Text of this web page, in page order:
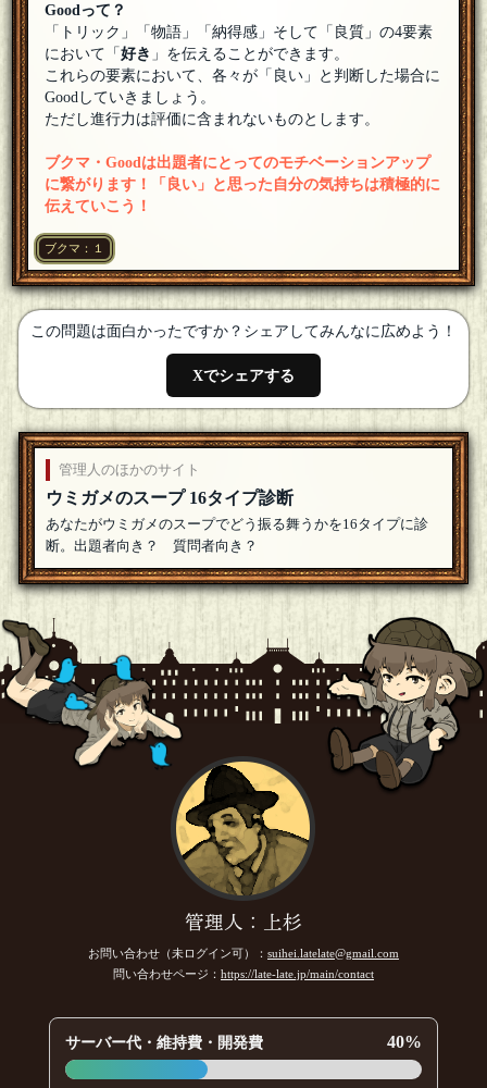
カーマイン先生[☆2018良いお年を]
歯磨き粉を吹き出してPCが真っ白に…（笑）
23:17]
カーマイン先生
[☆2018良いお年を]
魔子さん、もう勘弁してください…（笑）
[18年07月16日
天童 魔子
笑いも取れて進展もできる美味しい展開なのです[18年07月16
日 23:03]
カーマイン先生
あかん、8がツボってもた…（笑）
カーマイン先生[☆2018良いお年を]
びーんずさん、よろしくお願いいたします！[18年07月16日
22:44]
[18年07月16日 22:42]
カーマイン先生
[☆2018良いお年を]
逆火さん、よろしくお願いいたします！（さかびさんです
[18年07月16日 22:38]
逆火
参加させていただきます（さかびと読みます）
07月16日 22:37]
カーマイン先生
[☆2018良いお年を]
魔子さん、よろしくお願いいたします！[18年07月16日 22:33]
天童 魔子
参加します(ﾟдﾟ)ゞ
[18年07月16日 22:33]
カーマイン先生[☆2018良いお年を]
元ひむさん、カンダタさん、セツナさん、よろしくお願いい
たします！ [18年07月16日 22:32]
セツナ
参加させていただきます！[18年07月16日 22:31]
参加させていただきます[18年07月16日 22:31]
[18年07月16日 22:31]
Goodって？
「トリック」「物語」「納得感」そして「良質」の4要素
において「好き 」を伝えることができます。
これらの要素において、各々が「良い」と判断した場合に
Goodしていきましょう。
ただし進行力は評価に含まれないものとします。
ブクマ・Goodは出題者にとってのモチベーションアップ
に繋がります！「良い」と思った自分の気持ちは積極的に
伝えていこう！
ブクマ：１
この問題は面白かったですか？シェアしてみんなに広めよう！
Xでシェアする
管理人のほかのサイト
ウミガメのスープ 16タイプ診断
あなたがウミガメのスープでどう振る舞うかを16タイプに診
断。出題者向き？ 質問者向き？
管理人：上杉
お問い合わせ（未ログイン可）： suihei.latelate@gmail.com
問い合わせページ： https://late-late.jp/main/contact
サーバー代・維持費・開発費 40%